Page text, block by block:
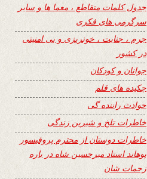
جدول کلمات متقاطع ، معما ها و سایر
سرگرمی های فکری
جرم ، جنایت ، خونریزی و بی امنیتی
در کشور
جوانان و کودکان
چکیده های قلم
حوادث راننده گی
خاطرات تلخ و شیرین زندگی
خاطرات دوستان از محترم پروفیسور
پوهاند استاد میرحسین شاه در باره
زحمات شان